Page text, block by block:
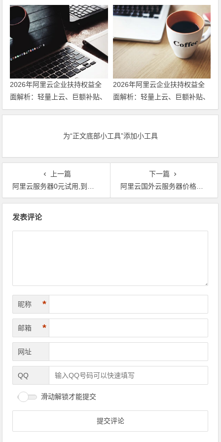
老用户同享福利！u2i年付3折
起，更有第九代c9i/g9i/r9i企业
级实例限时特惠，不容错过！领
代金券
老用户同享福利！u2i年付3折
起，更有第九代c9i/g9i/r9i企业
级实例限时特惠，不容错过！
2026年阿里云企业扶持权益全
面解析：轻量上云、巨额补贴、
专家护航三箭齐发 领代金券
2026年阿里云企业扶持权益全
面解析：轻量上云、巨额补贴、
专家护航三箭齐发
为“正文底部小工具”添加小工具
上一篇
阿里云服务器0元试用,到期续费专享1年3.5折
下一篇
阿里云国外云服务器价格为什么比国内要贵？怎么买更便宜？
发表评论
昵称 *
邮箱 *
网址
QQ
滑动解锁才能提交